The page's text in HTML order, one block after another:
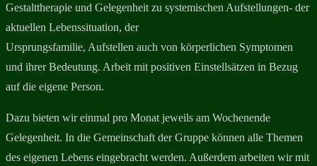
Gestalttherapie und Gelegenheit zu systemischen Aufstellungen- der
aktuellen Lebenssituation, der
Ursprungsfamilie, Aufstellen auch von körperlichen Symptomen
und ihrerBedeutung. Arbeit mit positiven Einstellsätzen in Bezug
auf die eigene Person.
Dazu bieten wir einmal pro Monat jeweils am Wochenende
Gelegenheit. In die Gemeinschaft der Gruppe können alle Themen
des eigenen Lebens eingebracht werden. Außerdem arbeiten wir mit